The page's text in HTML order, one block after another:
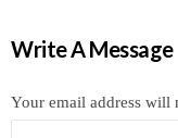
Write A Message
Your email address will